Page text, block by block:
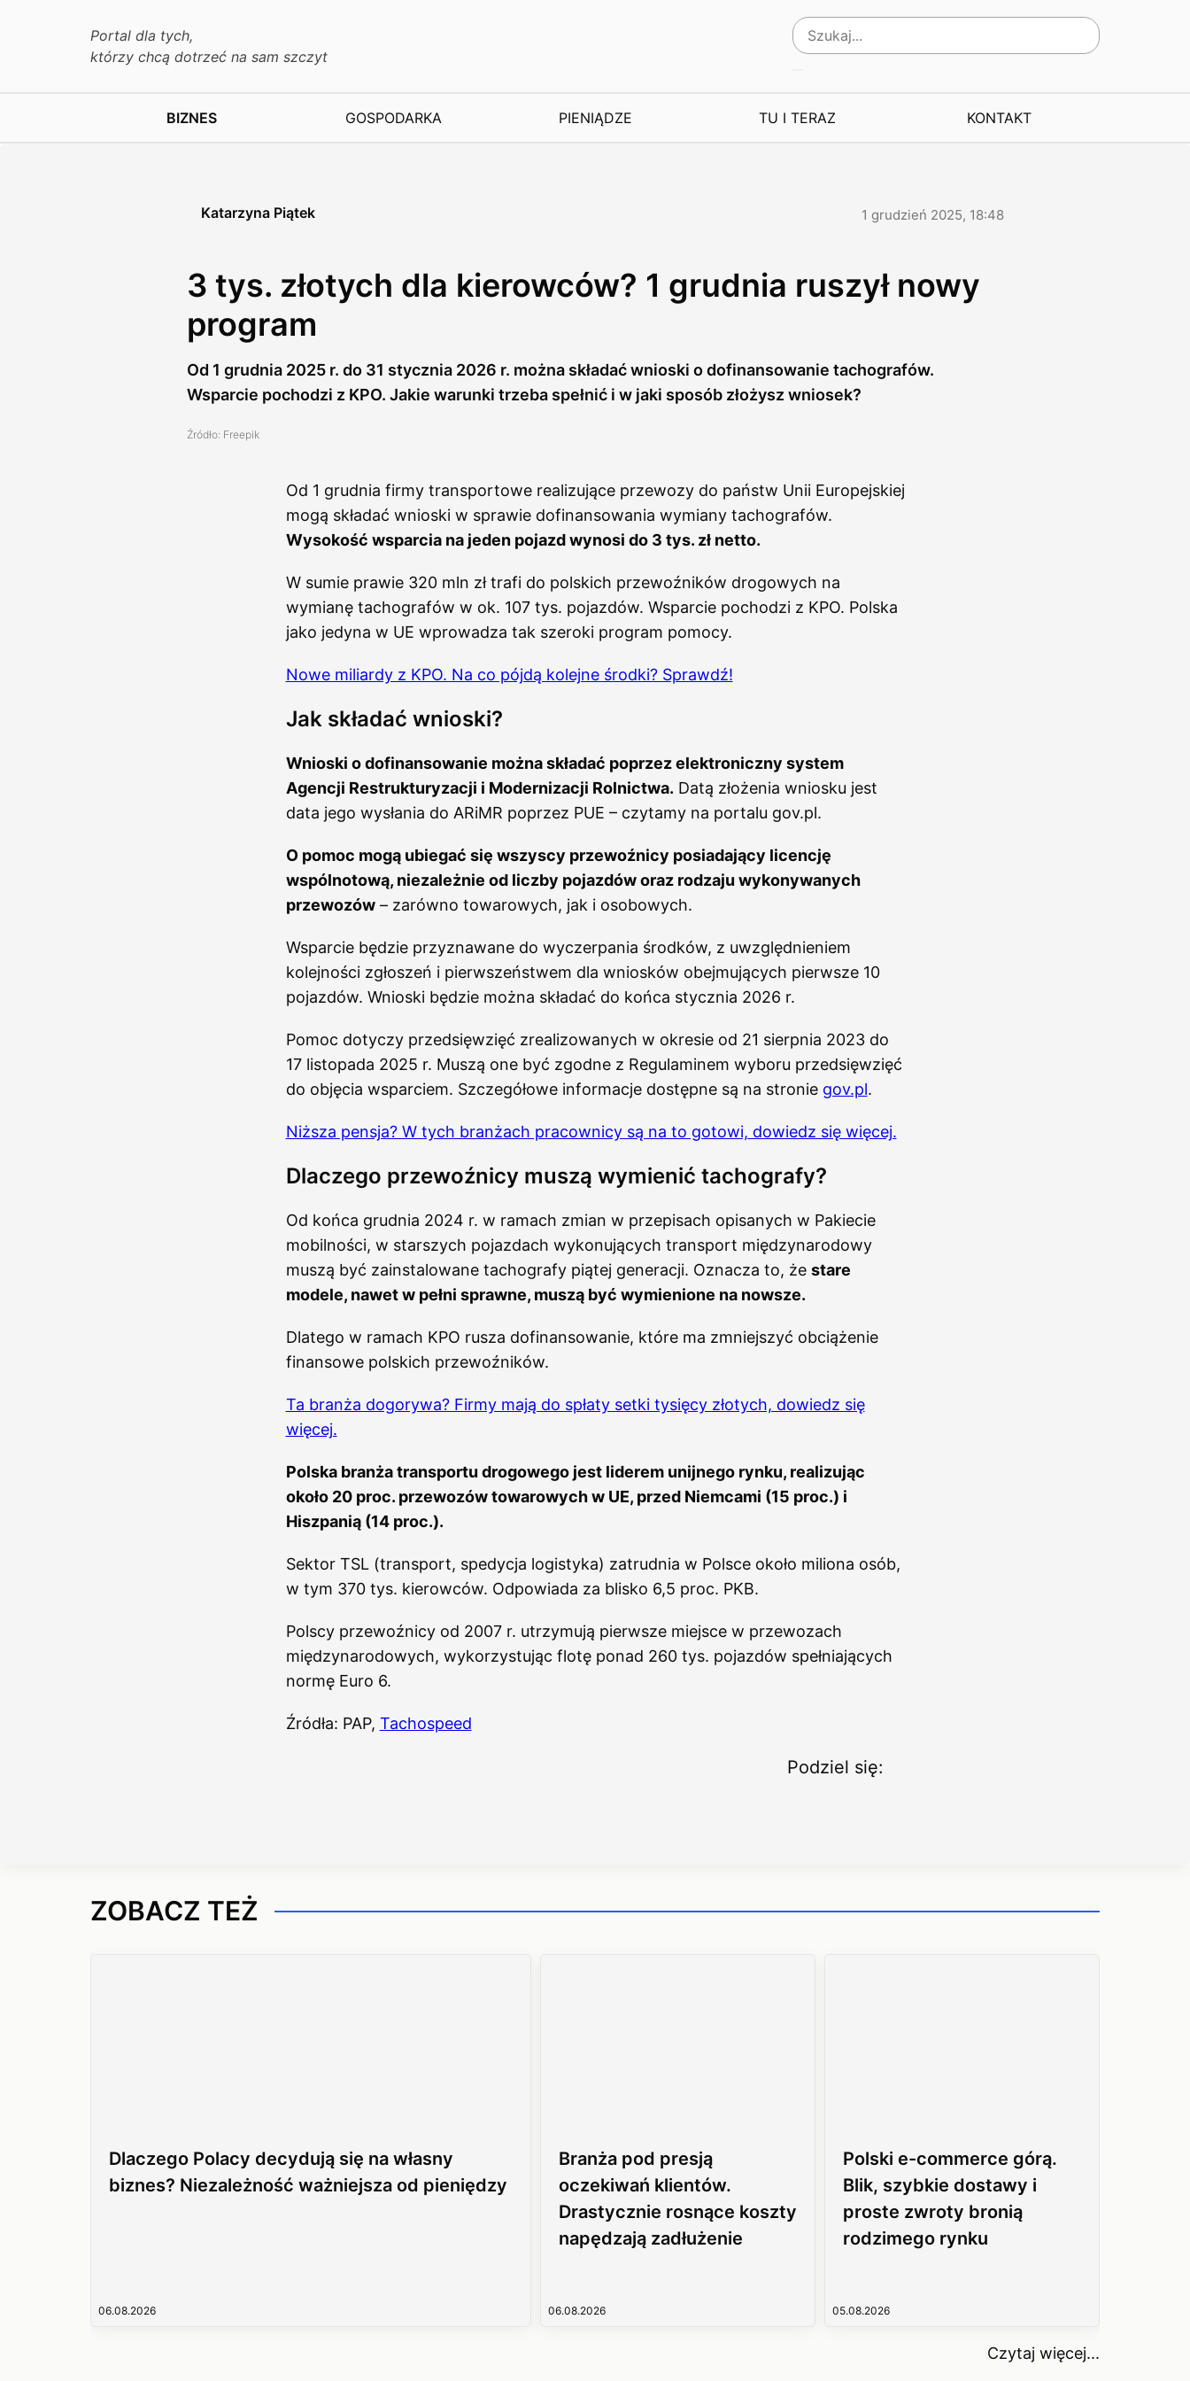
Portal dla tych,
którzy chcą dotrzeć na sam szczyt
BIZNES GOSPODARKA PIENIĄDZE TU I TERAZ KONTAKT
Katarzyna Piątek 1 grudzień 2025, 18:48
3 tys. złotych dla kierowców? 1 grudnia ruszył nowy
program
Od 1 grudnia 2025 r. do 31 stycznia 2026 r. można składać wnioski o dofinansowanie tachografów.
Wsparcie pochodzi z KPO. Jakie warunki trzeba spełnić i w jaki sposób złożysz wniosek?
Źródło: Freepik
Od 1 grudnia firmy transportowe realizujące przewozy do państw Unii Europejskiej
mogą składać wnioski w sprawie dofinansowania wymiany tachografów.
Wysokość wsparcia na jeden pojazd wynosi do 3 tys. zł netto.
W sumie prawie 320 mln zł trafi do polskich przewoźników drogowych na
wymianę tachografów w ok. 107 tys. pojazdów. Wsparcie pochodzi z KPO. Polska
jako jedyna w UE wprowadza tak szeroki program pomocy.
Nowe miliardy z KPO. Na co pójdą kolejne środki? Sprawdź!
Jak składać wnioski?
Wnioski o dofinansowanie można składać poprzez elektroniczny system
Agencji Restrukturyzacji i Modernizacji Rolnictwa. Datą złożenia wniosku jest
data jego wysłania do ARiMR poprzez PUE – czytamy na portalu gov.pl.
O pomoc mogą ubiegać się wszyscy przewoźnicy posiadający licencję
wspólnotową, niezależnie od liczby pojazdów oraz rodzaju wykonywanych
przewozów– zarówno towarowych, jak i osobowych.
Wsparcie będzie przyznawane do wyczerpania środków, z uwzględnieniem
kolejności zgłoszeń i pierwszeństwem dla wniosków obejmujących pierwsze 10
pojazdów. Wnioski będzie można składać do końca stycznia 2026 r.
Pomoc dotyczy przedsięwzięć zrealizowanych w okresie od 21 sierpnia 2023 do
17 listopada 2025 r. Muszą one być zgodne z Regulaminem wyboru przedsięwzięć
do objęcia wsparciem. Szczegółowe informacje dostępne są na stronie gov.pl.
Niższa pensja? W tych branżach pracownicy są na to gotowi, dowiedz się więcej.
Dlaczego przewoźnicy muszą wymienić tachografy?
Od końca grudnia 2024 r. w ramach zmian w przepisach opisanych w Pakiecie
mobilności, w starszych pojazdach wykonujących transport międzynarodowy
muszą być zainstalowane tachografy piątej generacji. Oznacza to, że stare
modele, nawet w pełni sprawne, muszą być wymienione na nowsze.
Dlatego w ramach KPO rusza dofinansowanie, które ma zmniejszyć obciążenie
finansowe polskich przewoźników.
Ta branża dogorywa? Firmy mają do spłaty setki tysięcy złotych, dowiedz się
więcej.
Polska branża transportu drogowego jest liderem unijnego rynku, realizując
około 20 proc. przewozów towarowych w UE, przed Niemcami (15 proc.) i
Hiszpanią (14 proc.).
Sektor TSL (transport, spedycja logistyka) zatrudnia w Polsce około miliona osób,
w tym 370 tys. kierowców. Odpowiada za blisko 6,5 proc. PKB.
Polscy przewoźnicy od 2007 r. utrzymują pierwsze miejsce w przewozach
międzynarodowych, wykorzystując flotę ponad 260 tys. pojazdów spełniających
normę Euro 6.
Źródła: PAP, Tachospeed
Podziel się:
ZOBACZ TEŻ
Dlaczego Polacy decydują się na własny
biznes? Niezależność ważniejsza od pieniędzy
06.08.2026
Branża pod presją
oczekiwań klientów.
Drastycznie rosnące koszty
napędzają zadłużenie
06.08.2026
Polski e-commerce górą.
Blik, szybkie dostawy i
proste zwroty bronią
rodzimego rynku
05.08.2026
Czytaj więcej...